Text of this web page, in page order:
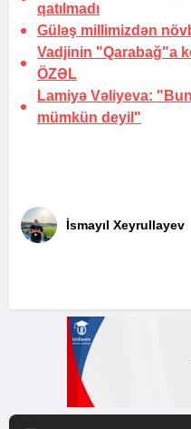
qatılmadı
Güləş millimizdən
Vadjinin "Qarabağ"a
ÖZƏL
Lamiyə Vəliyeva:
mümkün deyil"
İsmayıl Xeyrullayev